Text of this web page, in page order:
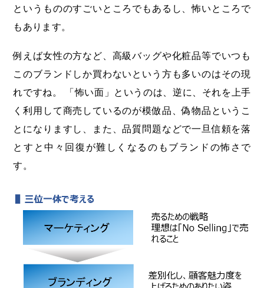
というもののすごいところでもあるし、怖いところで
もあります。
例えば女性の方など、高級バッグや化粧品等でいつも
このブランドしか買わないという方も多いのはその現
れですね。 「怖い面」というのは、逆に、それを上手
く利用して商売しているのが模倣品、偽物品というこ
とになりますし、また、品質問題などで一旦信頼を落
とすと中々回復が難しくなるのもブランドの怖さで
す。